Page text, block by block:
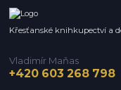
Křesťanské knihkupectví a
Vladimír Maňas
+420 603 268 798